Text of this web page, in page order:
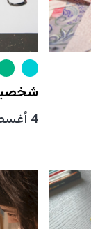
4 أغسطس 2026